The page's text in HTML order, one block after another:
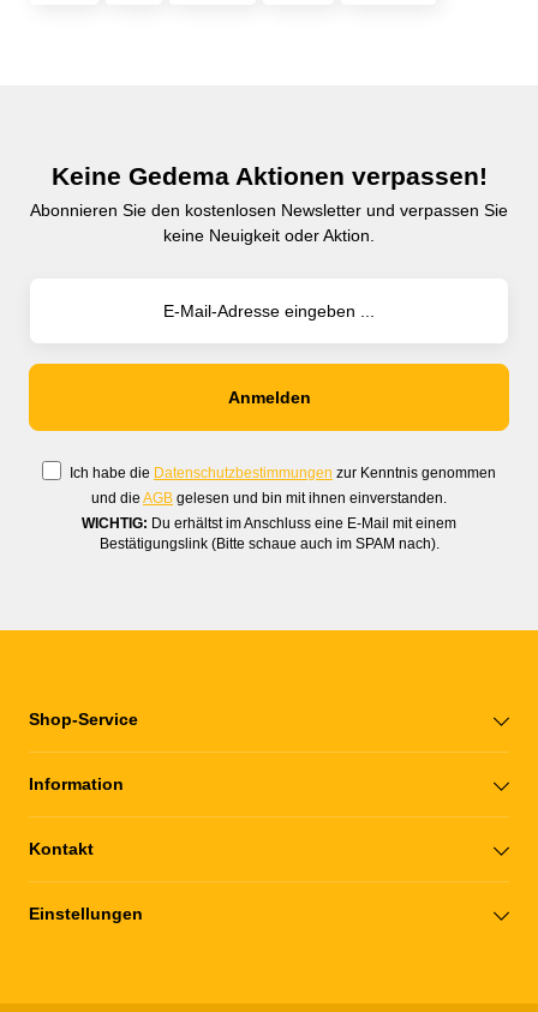
Keine Gedema Aktionen verpassen!
Abonnieren Sie den kostenlosen Newsletter und verpassen Sie
keine Neuigkeit oder Aktion.
Ich habe die Datenschutzbestimmungen zur Kenntnis genommen
und die AGB gelesen und bin mit ihnen einverstanden.
WICHTIG: Du erhältst im Anschluss eine E-Mail mit einem
Bestätigungslink (Bitte schaue auch im SPAM nach).
Shop-Service
Information
Kontakt
Einstellungen